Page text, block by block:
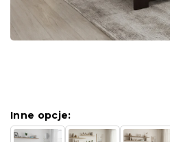
Inne opcje: